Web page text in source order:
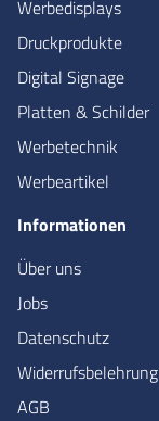
Werbedisplays
Druckprodukte
Digital Signage
Platten & Schilder
Werbetechnik
Werbeartikel
Informationen
Über uns
Jobs
Datenschutz
Widerrufsbelehrung
AGB